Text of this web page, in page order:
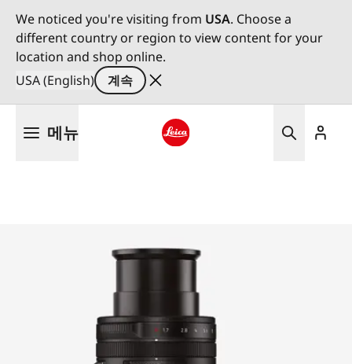
We noticed you're visiting from USA. Choose a
different country or region to view content for your
location and shop online.
USA (English)
계속
메뉴